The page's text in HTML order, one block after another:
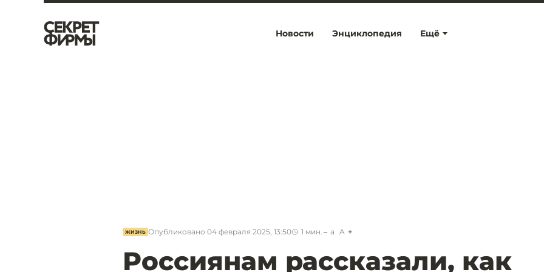
Ещё
Новости Энциклопедия
ЖИЗНЬ Опубликовано 04 февраля 2025, 13:50 1 мин. a A
Россиянам рассказали, как